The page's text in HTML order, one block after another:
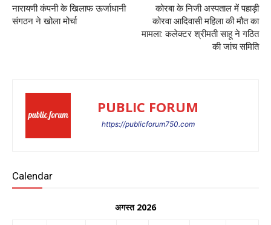
नारायणी कंपनी के खिलाफ ऊर्जाधानी
संगठन ने खोला मोर्चा
कोरबा के निजी अस्पताल में पहाड़ी
कोरवा आदिवासी महिला की मौत का
मामला: कलेक्टर श्रीमती साहू ने गठित
की जांच समिति
PUBLIC FORUM
https://publicforum750.com
Calendar
अगस्त 2026